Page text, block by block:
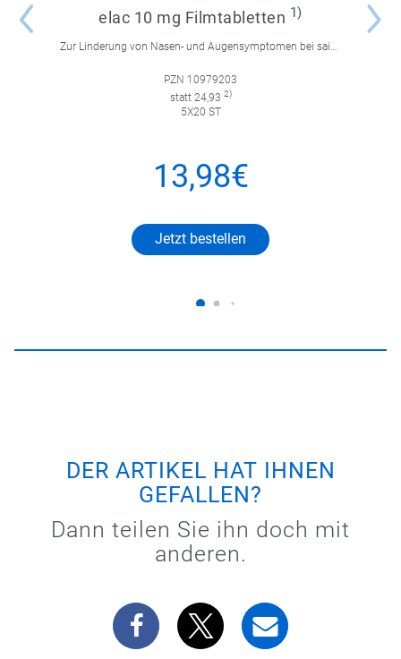
elac 10 mg Filmtabletten 1)
Zur Linderung von Nasen- und Augensymptomen bei saisonaler und ganzjähriger allergischer Rhinitis sowie zur Linderung von chronischer Nesselsucht.
PZN 10979203
statt 24,93 2)
5X20 ST
13,98€
Jetzt bestellen
DER ARTIKEL HAT IHNEN
GEFALLEN?
Dann teilen Sie ihn doch mit
anderen.